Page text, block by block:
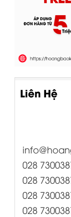
Liên Hệ
028
028
028
028